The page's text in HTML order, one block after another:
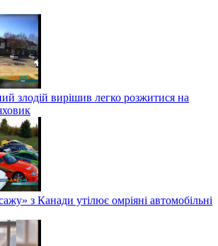
злодій вирішив легко розжитися на
з Канади утілює омріяні автомобільні